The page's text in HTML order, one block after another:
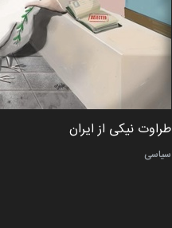
مهلت 2 ماه دیگر
مسابقۀ
کاریکاتور
طراوت نیکی از ایران
سیاسی